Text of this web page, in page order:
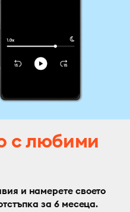
с любими
и намерете своето
за 6 месеца.